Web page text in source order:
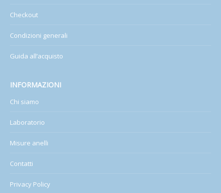
Checkout
Condizioni generali
Guida all’acquisto
INFORMAZIONI
Chi siamo
Laboratorio
Misure anelli
Contatti
Privacy Policy